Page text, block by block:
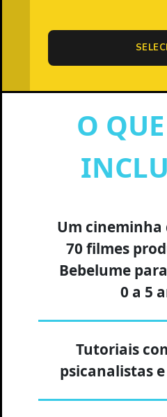
O
Um cineminha
70 filmes
Bebelume
0 a 5
Tutoriais
psicanalistas